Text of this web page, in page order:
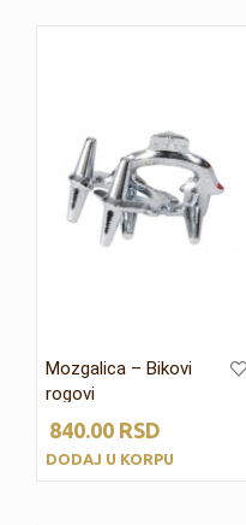
Mozgalica – Bikovi
rogovi
840.00 RSD
DODAJ U KORPU